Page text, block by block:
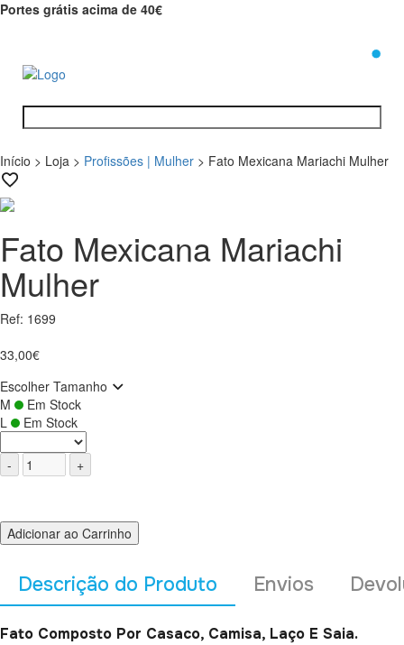
Portes grátis acima de 40€
Início > Loja > Profissões | Mulher > Fato Mexicana Mariachi Mulher
Fato Mexicana Mariachi
Mulher
Ref: 1699
33,00€
Escolher Tamanho
M
Em Stock
L
Em Stock
Adicionar ao Carrinho
Descrição do Produto Envios
Fato Composto Por Casaco, Camisa, Laço E Saia.